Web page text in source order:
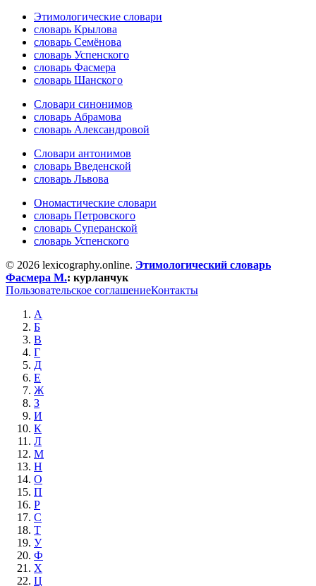
Этимологические словари
словарь Крылова
словарь Семёнова
словарь Успенского
словарь Фасмера
словарь Шанского
Словари синонимов
словарь Абрамова
словарь Александровой
Словари антонимов
словарь Введенской
словарь Львова
Ономастические словари
словарь Петровского
словарь Суперанской
словарь Успенского
© 2026 lexicography.online. Этимологический словарь
Фасмера М.: курланчук
Пользовательское соглашениеКонтакты
А
Б
В
Г
Д
Е
Ж
З
И
К
Л
М
Н
О
П
Р
С
Т
У
Ф
Х
Ц